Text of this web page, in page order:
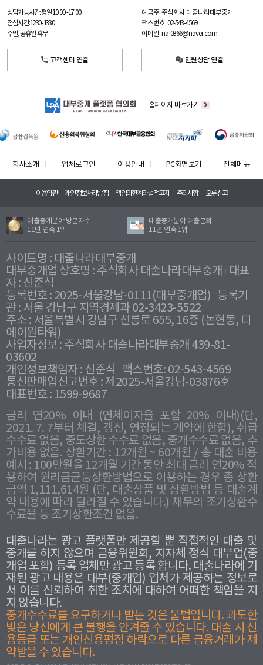
상담가능시간: 평일10:00 -17:00
점심시간: 12:30 - 13:30
주말, 공휴일 휴무
고객센터 연결
예금주: 주식회사 대출나라대부중개
팩스번호: 02-543-4569
이메일: na-0366@naver.com
민원상담 연결
홈페이지 바로가기
회사소개 업체로그인 이용안내 PC화면보기 전체메뉴
이용약관 개인정보처리방침 책임의한계와법적고지 주의사항 오류신고
대출중개분야 방문자수
11년 연속 1위
대출중개분야 대출문의
11년 연속 1위
사이트명 : 대출나라대부중개
대부중개업 상호명 : 주식회사 대출나라대부중개
대표
자 : 신준식
등록번호 : 2025-서울강남-0111(대부중개업) 등록기
관 : 서울 강남구 지역경제과 02-3423-5522
주소 : 서울특별시 강남구 선릉로 655, 16층 (논현동, 디
에이원타워)
사업자정보 : 주식회사 대출나라대부중개 439-81-
03602
개인정보책임자 : 신준식
팩스번호: 02-543-4569
통신판매업신고번호 : 제2025-서울강남-03876호
대표번호 : 1599-9687
금리 연20% 이내 (연체이자율 포함 20% 이내)(단,
2021. 7. 7부터 체결, 갱신, 연장되는 계약에 한함), 취급
수수료 없음, 중도상환 수수료 없음, 중개수수료 없음, 추
가비용 없음. 상환기간 : 12개월 ~ 60개월 / 총 대출 비용
예시 : 100만원을 12개월 기간 동안 최대 금리 연20% 적
용하여 원리금균등상환방법으로 이용하는 경우 총 상환
금액 1,111,614원 (단, 대출상품 및 상환방법 등 대출계
약 내용에 따라 달라질 수 있습니다.) 채무의 조기상환수
수료율 등 조기상환조건 없음.
대출나라는 광고 플랫폼만 제공할 뿐 직접적인 대출 및
중개를 하지 않으며 금융위원회, 지자체 정식 대부업(중
개업 포함) 등록 업체만 광고 등록 합니다. 대출나라에 기
재된 광고 내용은 대부(중개업) 업체가 제공하는 정보로
서 이를 신뢰하여 취한 조치에 대하여 어떠한 책임을 지
지 않습니다.
중개수수료를 요구하거나 받는 것은 불법입니다. 과도한
빛은 당신에게 큰 불행을 안겨줄 수 있습니다. 대출 시 신
용등급 또는 개인신용평점 하락으로 다른 금융거래가 제
약받을 수 있습니다.